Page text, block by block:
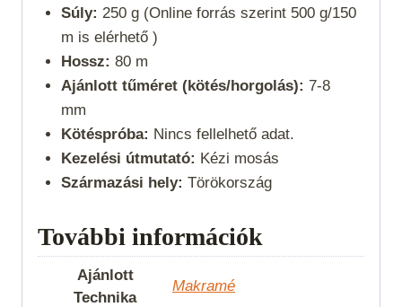
Súly: 250 g (Online forrás szerint 500 g/150
m is elérhető )
Hossz: 80 m
Ajánlott tűméret (kötés/horgolás): 7-8
mm
Kötéspróba: Nincs fellelhető adat.
Kezelési útmutató: Kézi mosás
Származási hely: Törökország
További információk
Ajánlott
Technika
Makramé